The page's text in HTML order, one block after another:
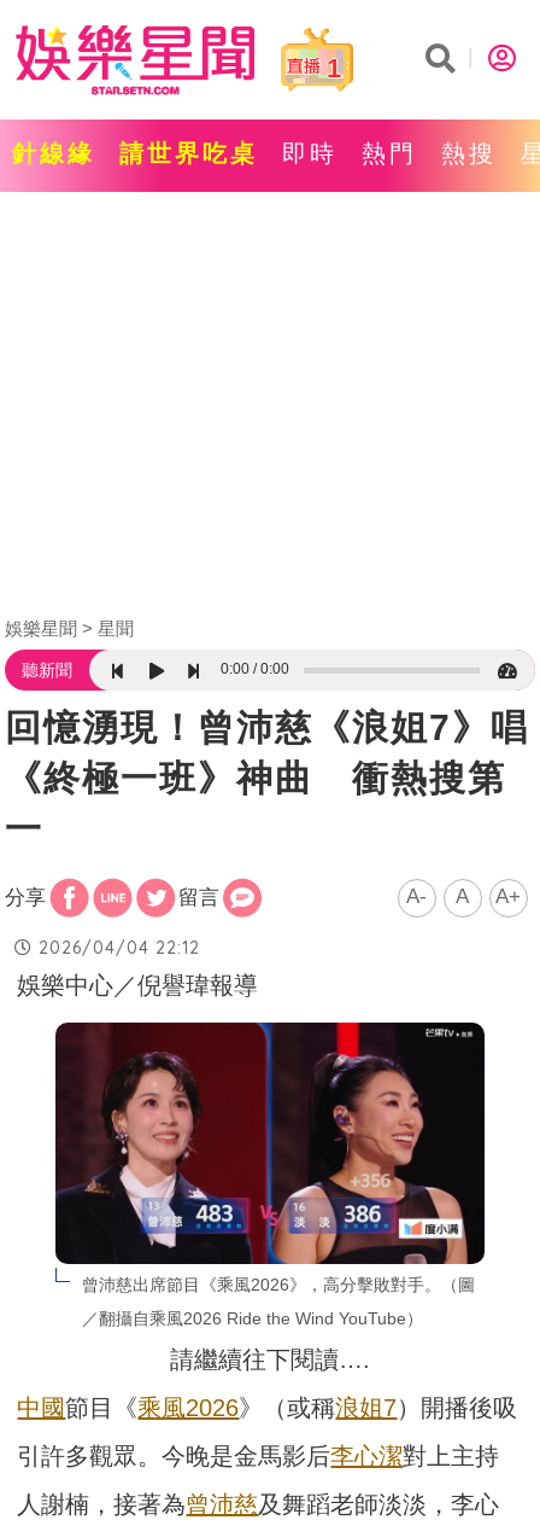
1
針線緣 請世界吃桌 即時 熱門 熱搜
娛樂星聞 星聞
聽新聞 0:00 0:00
回憶湧現！曾沛慈《浪姐7》唱
《終極一班》神曲 衝熱搜第
一
分享 留言 A- A A+
2026/04/04 22:12
娛樂中心／倪譽瑋報導
曾沛慈出席節目《乘風2026》，高分擊敗對手。（圖
／翻攝自乘風2026 Ride the Wind YouTube）
請繼續往下閱讀….
中國節目《乘風2026》（或稱浪姐7）開播後吸
引許多觀眾。今晚是金馬影后李心潔對上主持
人謝楠，接著為曾沛慈及舞蹈老師淡淡，李心